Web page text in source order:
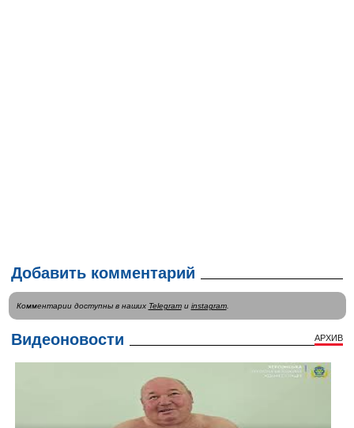
Добавить комментарий
Комментарии доступны в наших Telegramи instagram.
Видеоновости АРХИВ